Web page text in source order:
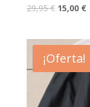
29,95€ 15,00 €
¡Oferta!